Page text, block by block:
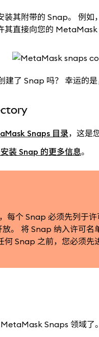
其附带的 Snap。 例
其直接向您的
了 Snap 吗？ 幸运的是
Snaps 目录，这是
装 Snap 的更多信息。
个 Snap 必须先列于
。 将 Snap 纳入许可
Snap 之前，您必须先
Snaps 领域了